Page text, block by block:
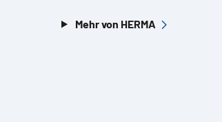
Mehr von HERMA